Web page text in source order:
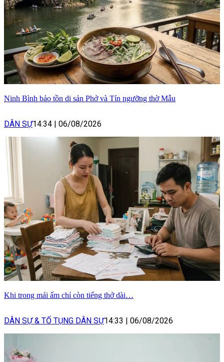
Ninh Bình bảo tồn di sản Phở và Tín ngưỡng thờ Mẫu
DÂN SỰ14:34 06/08/2026
Khi trong mái ấm chỉ còn tiếng thở dài…
DÂN SỰ & TỐ TỤNG DÂN SỰ14:33 06/08/2026